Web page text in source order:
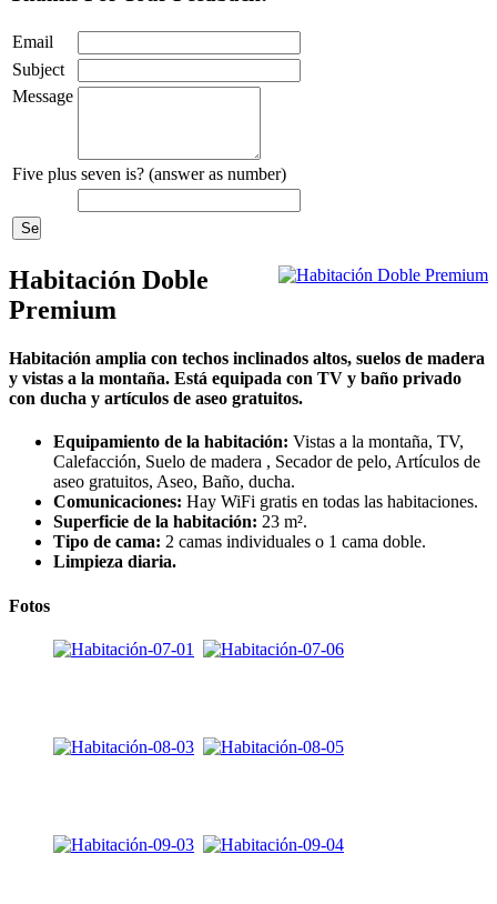
Email
Subject
Message
Five plus seven is? (answer as number)
Habitación Doble
Premium
Habitación amplia con techos inclinados altos, suelos de madera
y vistas a la montaña. Está equipada con TV y baño privado
con ducha y artículos de aseo gratuitos.
Equipamiento de la habitación: Vistas a la montaña, TV,
Calefacción, Suelo de madera , Secador de pelo, Artículos de
aseo gratuitos, Aseo, Baño, ducha.
Comunicaciones: Hay WiFi gratis en todas las habitaciones.
Superficie de la habitación: 23 m².
Tipo de cama: 2 camas individuales o 1 cama doble.
Limpieza diaria.
Fotos